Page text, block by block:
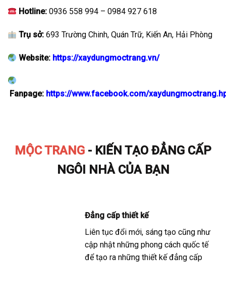
Hotline: 0936 558 994 – 0984 927 618
Trụ sở: 693 Trường Chinh, Quán Trữ, Kiến An, Hải Phòng
Website: https://xaydungmoctrang.vn/
Fanpage: https://www.facebook.com/
MỘC TRANG - KIẾN TẠO ĐẲNG CẤP
NGÔI NHÀ CỦA BẠN
Đẳng cấp thiết kế
Liên tục đổi mới, sáng tạo cũng như
cập nhật những phong cách quốc tế
để tạo ra những thiết kế đẳng cấp